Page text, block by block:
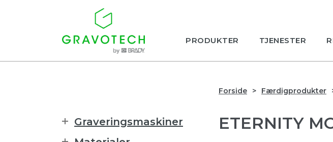
PRODUKTER TJENESTER
Forside Færdigprodukter
ETERNITY
Graveringsmaskiner